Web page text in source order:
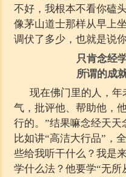
不好，我根本不看你磕
像茅山道士那样从早上
调伏了多少，也就是说
只肯念经
所谓的成
现在佛门里的人，
气，批评他、帮助他，
行的。”结果嘛念经天
比如讲“高洁大行品”，
些给我听干什么？我是
学什么法？他要学“无所